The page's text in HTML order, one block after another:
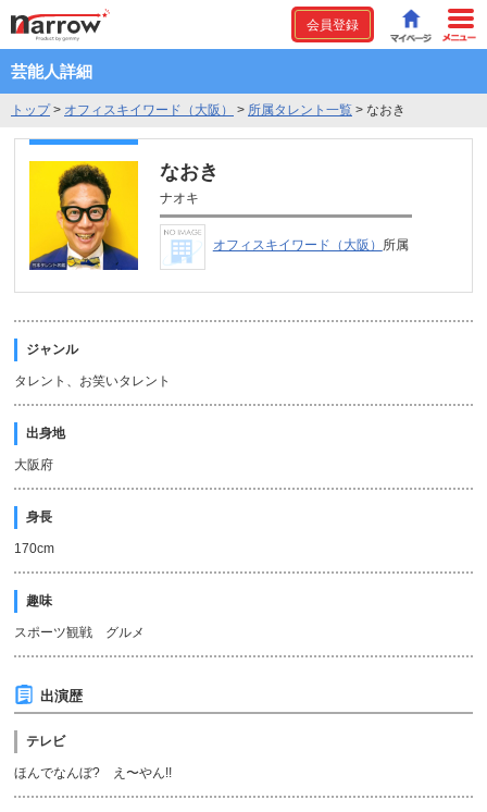
会員登録
芸能人詳細
トップ> オフィスキイワード（大阪） > 所属タレント一覧 > なおき
なおき
ナオキ
オフィスキイワード（大阪） 所属
ジャンル
タレント、お笑いタレント
出身地
大阪府
身長
170cm
趣味
スポーツ観戦 グルメ
出演歴
テレビ
ほんでなんぼ? え〜やん!!